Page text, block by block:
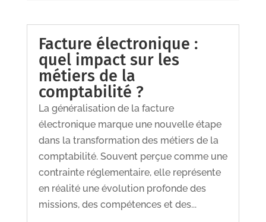
Facture électronique :
quel impact sur les
métiers de la
comptabilité ?
La généralisation de la facture
électronique marque une nouvelle étape
dans la transformation des métiers de la
comptabilité. Souvent perçue comme une
contrainte réglementaire, elle représente
en réalité une évolution profonde des
missions, des compétences et des...